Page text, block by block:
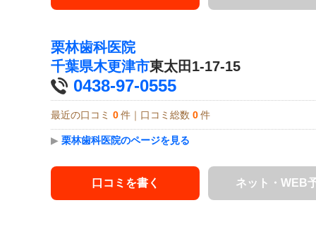
栗林歯科医院
千葉県木更津市東太田1-17-15
0438-97-0555
最近の口コミ 0 件｜口コミ総数 0 件
▶ 栗林歯科医院のページを見る
口コミを書く ネット・WEB